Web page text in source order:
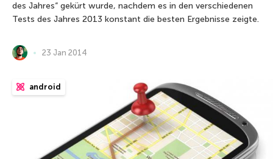
des Jahres“ gekürt wurde, nachdem es in den verschiedenen
Tests des Jahres 2013 konstant die besten Ergebnisse zeigte.
23 Jan 2014
android